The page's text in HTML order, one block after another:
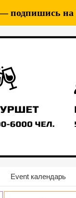
подпишись на
Event календарь